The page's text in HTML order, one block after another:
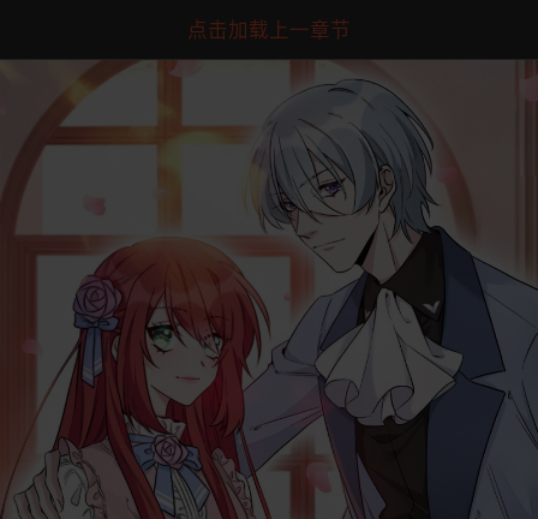
点击加载上一章节